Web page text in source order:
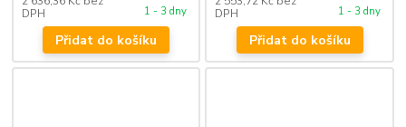
DPH
1 - 3 dny
Přidat do košíku
DPH
1 - 3 dny
Přidat do košíku